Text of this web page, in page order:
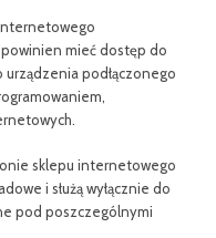
mieć dostęp do
podłączonego
sklepu internetowego
i służą wyłącznie do
pod poszczególnymi